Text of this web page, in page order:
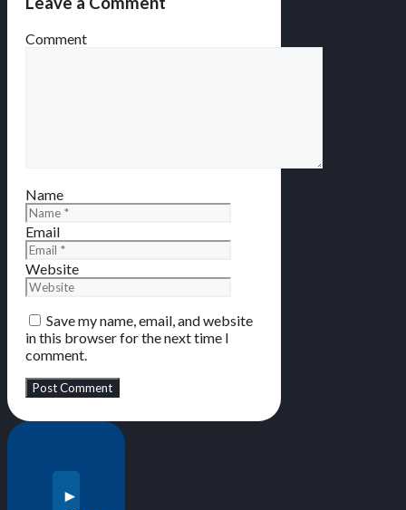
Comment
Name
Email
Website
Save my name, email, and website
in this browser for the next time I
comment.